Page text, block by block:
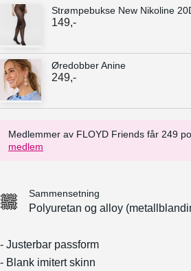
Medlemmer av FLOYD Friends får 249
medlem
Strømpebukse New Nikoline
149,-
Øredobber Anine
249,-
Sammensetning
Polyuretan og alloy
- Justerbar passform
- Blank imitert skinn